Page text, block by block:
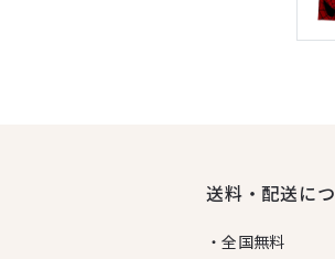
送料・配送に
・全国無料